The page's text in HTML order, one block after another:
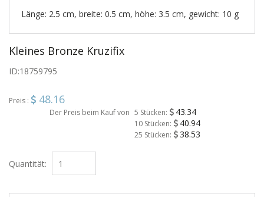
Länge: 2.5 cm, breite: 0.5 cm, höhe: 3.5 cm, gewicht: 10 g
Kleines Bronze Kruzifix
ID:18759795
Preis : 48.16
Der Preis beim Kauf von 5 Stücken: 43.34
10 Stücken: 40.94
25 Stücken: 38.53
Quantität: